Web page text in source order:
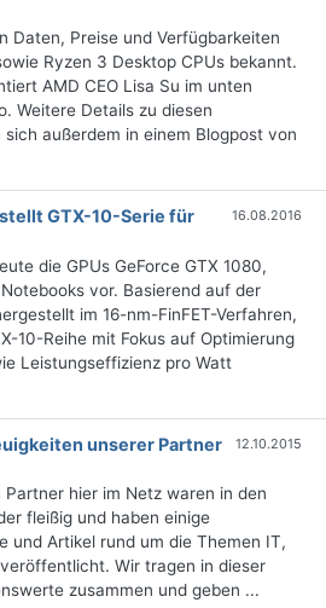
Daten, Preise und Verfügbarkeiten
Ryzen 3 Desktop CPUs bekannt.
AMD CEO Lisa Su im unten
Weitere Details zu diesen
außerdem in einem Blogpost von
GTX-10-Serie für
16.08.2016
die GPUs GeForce GTX 1080,
vor. Basierend auf der
im 16-nm-FinFET-Verfahren,
10-Reihe mit Fokus auf Optimierung
Leistungseffizienz pro Watt
unserer Partner
12.10.2015
hier im Netz waren in den
fleißig und haben einige
und Artikel rund um die Themen IT,
Wir tragen in dieser
zusammen und geben ...